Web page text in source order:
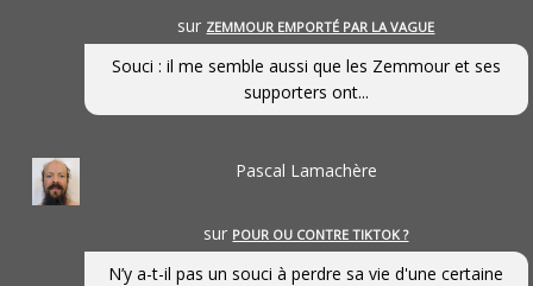
sur ZEMMOUR EMPORTÉ PAR LA VAGUE
Souci : il me semble aussi que les Zemmour et ses
supporters ont...
Pascal Lamachère
sur POUR OU CONTRE TIKTOK ?
N’y a-t-il pas un souci à perdre sa vie d'une certaine